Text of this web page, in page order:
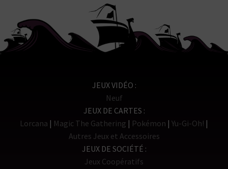
JEUX VIDÉO
Neuf
JEUX DE CARTES
Lorcana
Magic The Gathering Pokémon Yu-Gi-Oh!
Autres Jeux et Accessoires
JEUX DE SOCIÉTÉ
Jeux Coopératifs